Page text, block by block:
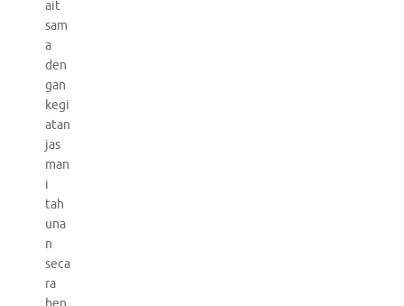
ait
sam
a
den
gan
kegi
atan
jas
man
i
tah
una
n
seca
ra